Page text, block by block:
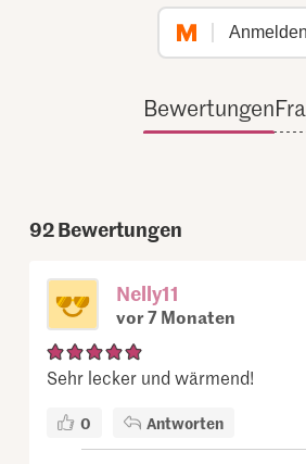
Anmelden
Bewertungen
92Bewertungen
Nelly11
vor 7 Monaten
Sehr lecker und wärmend!
0 Antworten